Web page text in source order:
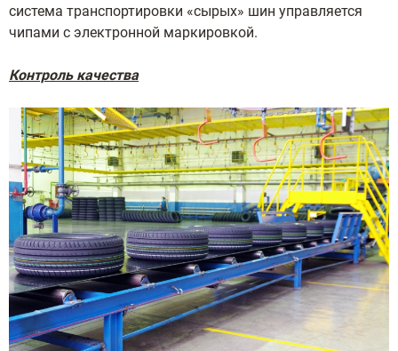
система транспортировки «сырых» шин управляется
чипами с электронной маркировкой.
Контроль качества